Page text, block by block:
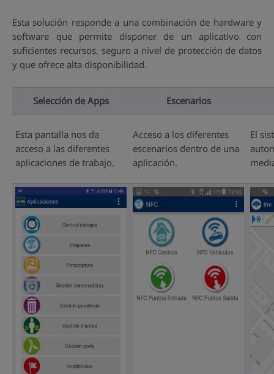
Esta solución responde a una combinación de hardware y
software que permite disponer de un aplicativo con
suficientes recursos, seguro a nivel de protección de datos
y que ofrece alta disponibilidad.
Selección de Apps Escenarios
Esta pantalla nos da
acceso a las diferentes
aplicaciones de trabajo.
Acceso a los diferentes
escenarios dentro de una
aplicación.
El